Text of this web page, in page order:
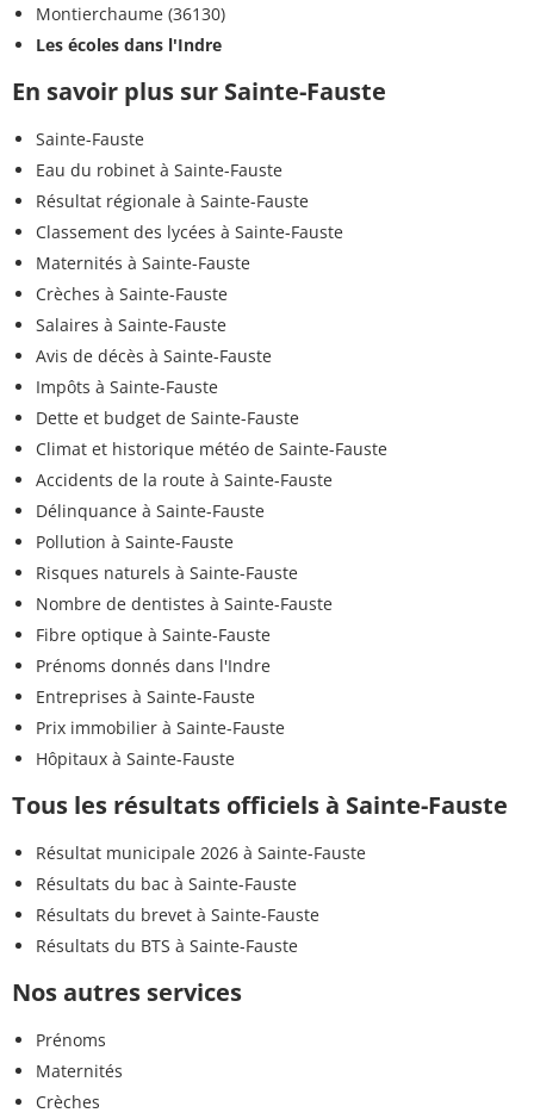
Montierchaume (36130)
Les écoles dans l'Indre
En savoir plus sur Sainte-Fauste
Sainte-Fauste
Eau du robinet à Sainte-Fauste
Résultat régionale à Sainte-Fauste
Classement des lycées à Sainte-Fauste
Maternités à Sainte-Fauste
Crèches à Sainte-Fauste
Salaires à Sainte-Fauste
Avis de décès à Sainte-Fauste
Impôts à Sainte-Fauste
Dette et budget de Sainte-Fauste
Climat et historique météo de Sainte-Fauste
Accidents de la route à Sainte-Fauste
Délinquance à Sainte-Fauste
Pollution à Sainte-Fauste
Risques naturels à Sainte-Fauste
Nombre de dentistes à Sainte-Fauste
Fibre optique à Sainte-Fauste
Prénoms donnés dans l'Indre
Entreprises à Sainte-Fauste
Prix immobilier à Sainte-Fauste
Hôpitaux à Sainte-Fauste
Tous les résultats officiels à Sainte-Fauste
Résultat municipale 2026 à Sainte-Fauste
Résultats du bac à Sainte-Fauste
Résultats du brevet à Sainte-Fauste
Résultats du BTS à Sainte-Fauste
Nos autres services
Prénoms
Maternités
Crèches